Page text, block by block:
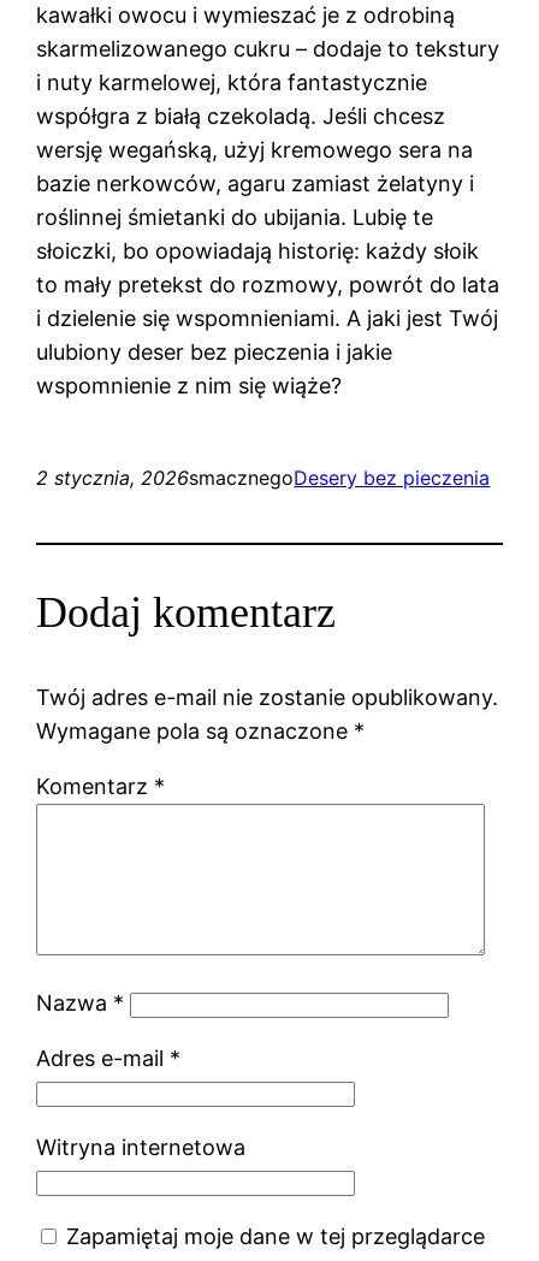
kawałki owocu i wymieszać je z odrobiną
skarmelizowanego cukru – dodaje to tekstury
i nuty karmelowej, która fantastycznie
współgra z białą czekoladą. Jeśli chcesz
wersję wegańską, użyj kremowego sera na
bazie nerkowców, agaru zamiast żelatyny i
roślinnej śmietanki do ubijania. Lubię te
słoiczki, bo opowiadają historię: każdy słoik
to mały pretekst do rozmowy, powrót do lata
i dzielenie się wspomnieniami. A jaki jest Twój
ulubiony deser bez pieczenia i jakie
wspomnienie z nim się wiąże?
2 stycznia, 2026smacznegoDesery bez pieczenia
Dodaj komentarz
Twój adres e-mail nie zostanie opublikowany.
Wymagane pola są oznaczone *
Komentarz *
Nazwa *
Adres e-mail *
Witryna internetowa
Zapamiętaj moje dane w tej przeglądarce